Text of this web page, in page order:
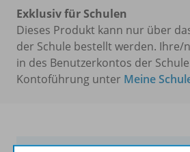
Exklusiv für Schulen
Dieses Produkt kann nur über
der Schule bestellt werden.
in des Benutzerkontos der
Kontoführung unter Meine